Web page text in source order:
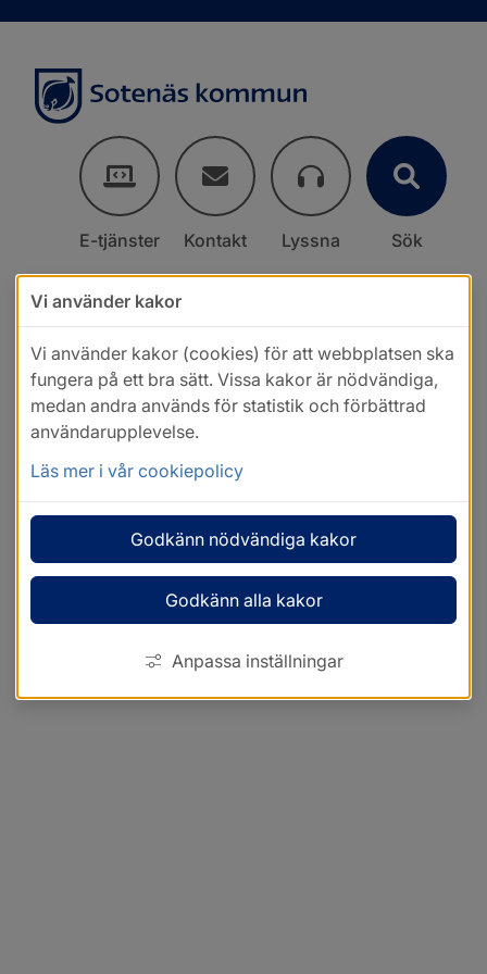
E-tjänster Kontakt Lyssna Sök
Vi använder kakor
Vi använder kakor (cookies) för att webbplatsen ska
fungera på ett bra sätt. Vissa kakor är nödvändiga,
medan andra används för statistik och förbättrad
användarupplevelse.
Läs mer i vår cookiepolicy
Godkänn nödvändiga kakor
Godkänn alla kakor
Anpassa inställningar